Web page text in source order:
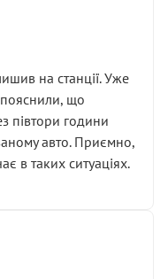
колеса”
робіт без
абсурдно:
рідини потрібно
циліндром у
на техніці,
а як максимум —
елементарних
на станції. Уже
пояснили, що
півтори години
авто. Приємно,
в таких ситуаціях.